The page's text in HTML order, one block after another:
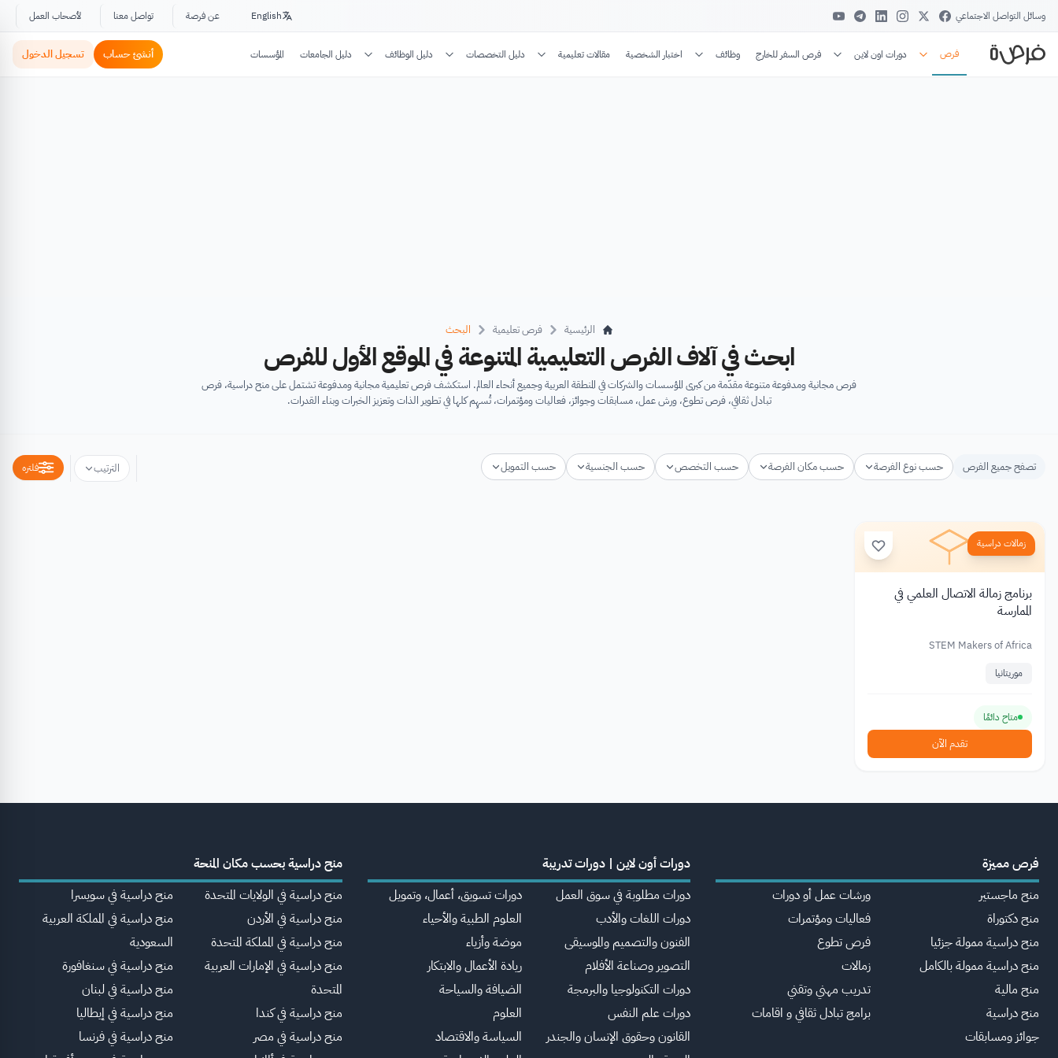
وسائل التواصل الاجتماعي English عن فرصة تواصل معنا لأصحاب العمل
فرص دورات اون لاين فرص السفر للخارج وظائف اختبار الشخصية مقالات تعليمية دليل التخصصات دليل الوظائف دليل الجامعات المؤسسات أنشئ حساب تسجيل الدخول
الرئيسية فرص تعليمية البحث
ابحث في آلاف الفرص التعليمية المتنوعة في الموقع الأول للفرص
فرص مجانية ومدفوعة متنوعة مقدّمة من كبرى المؤسسات والشركات في المنطقة العربية وجميع أنحاء العالم. استكشف فرص تعليمية مجانية ومدفوعة تشتمل على منح دراسية، فرص
تبادل ثقافي، فرص تطوع، ورش عمل، مسابقات وجوائز، فعاليات ومؤتمرات، تُسهِم كلها في تطوير الذات وتعزيز الخبرات وبناء القدرات.
تصفح جميع الفرص حسب نوع الفرصة حسب مكان الفرصة حسب التخصص حسب الجنسية حسب التمويل الترتيب فلتره
زمالات دراسية
برنامج زمالة الاتصال العلمي في
الممارسة
STEM Makers of Africa
موريتانيا
متاح دائمًا
تقدم الآن
فرص مميزة
منح ماجستير
منح دكتوراة
منح دراسية ممولة جزئيا
منح دراسية ممولة بالكامل
منح مالية
منح دراسية
جوائز ومسابقات
ورشات عمل أو دورات
فعاليات ومؤتمرات
فرص تطوع
زمالات
تدريب مهني وتقني
برامج تبادل ثقافي و اقامات
دورات أون لاين | دورات تدريبة
دورات مطلوبة في سوق العمل
دورات اللغات والأدب
الفنون والتصميم والموسيقى
التصوير وصناعة الأفلام
دورات التكنولوجيا والبرمجة
دورات علم النفس
القانون وحقوق الإنسان والجندر
دورات تسويق، أعمال، وتمويل
العلوم الطبية والأحياء
موضة وأزياء
ريادة الأعمال والابتكار
الضيافة والسياحة
العلوم
السياسة والاقتصاد
منح دراسية بحسب مكان المنحة
منح دراسية في الولايات المتحدة
منح دراسية في الأردن
منح دراسية في المملكة المتحدة
منح دراسية في الإمارات العربية
المتحدة
منح دراسية في كندا
منح دراسية في مصر
منح دراسية في سويسرا
منح دراسية في المملكة العربية
السعودية
منح دراسية في سنغافورة
منح دراسية في لبنان
منح دراسية في إيطاليا
منح دراسية في فرنسا